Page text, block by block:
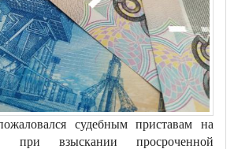
судебным приставам на
при взыскании просроченной